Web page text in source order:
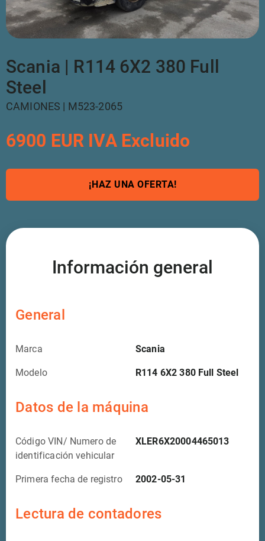
Scania | R114 6X2 380 Full
Steel
CAMIONES | M523-2065
6900 EUR IVA Excluido
¡HAZ UNA OFERTA!
Información general
General
Marca Scania
Modelo R114 6X2 380 Full Steel
Datos de la máquina
Código VIN/ Numero de
identificación vehicular
XLER6X20004465013
Primera fecha de registro 2002-05-31
Lectura de contadores